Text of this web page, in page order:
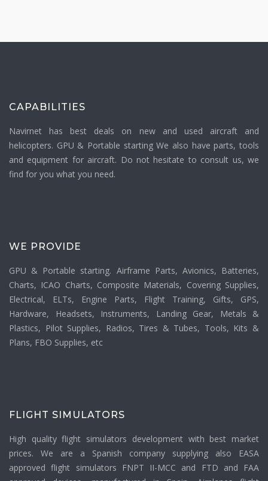
CAPABILITIES
Navirnet has best deals on new and used aircraft and
helicopters. GPU & Portable starting We also have parts, tools
and equipment for aircraft. Do not hesitate to consult us, we
find for you what you need.
WE PROVIDE
GPU & Portable starting. Airframe Parts, Avionics, Batteries,
Charts, ICAO Charts, Composite Materials, Covering Supplies,
Electrical, ELTs, Engine Parts, Flight Training, Gifts, GPS,
Hardware, Headsets, Instruments, Landing Gear, Metals &
Plastics, Pilot Supplies, Radios, Tires & Tubes, Tools, Kits &
Plans, FBO Supplies, etc
FLIGHT SIMULATORS
High quality flight simulators development with best market
prices. We are a Spanish company supplying also EASA
approved flight simulators FNPT II-MCC and FTD and FAA